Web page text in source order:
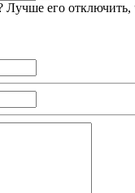
его отключить,